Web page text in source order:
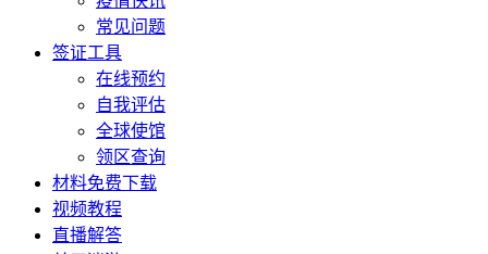
常见问题
签证工具
在线预约
自我评估
全球使馆
领区查询
材料免费下载
视频教程
直播解答